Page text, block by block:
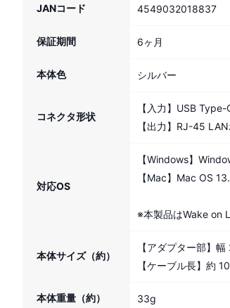
JANコード 4549032018837
保証期間 6ヶ月
本体色 シルバー
コネクタ形状
【入力】USB Type-
【出力】RJ-45 LAN
対応OS
【Windows】
【Mac】Mac OS
※本製品はWake on
本体サイズ（約）
【アダプター部】
【ケーブル長】約
本体重量（約） 33g